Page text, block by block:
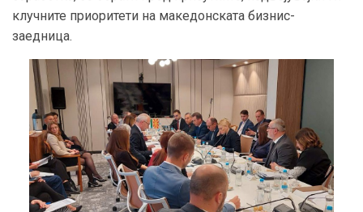
клучните приоритети на македонската бизнис-
заедница.